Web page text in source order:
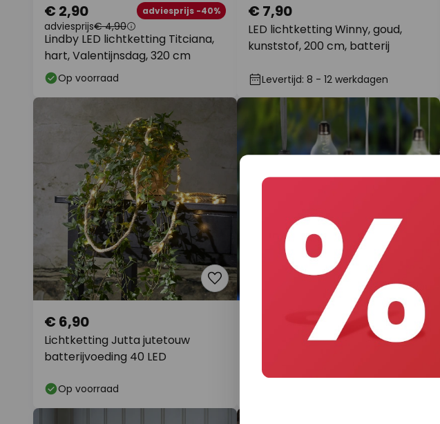
Lindby LED lichtketting Titciana,
hart, Valentijnsdag, 320 cm
€ 2,90 adviesprijs -40%
adviesprijs€ 4,90
Op voorraad
LED lichtketting Winny, goud,
kunststof, 200 cm, batterij
€ 7,90
Levertijd: 8 - 12 werkdagen
Lichtketting Jutta jutetouw
batterijvoeding 40 LED
€ 6,90
Op voorraad
in zilver metallic
adviesprijs -6%
€ 25,41